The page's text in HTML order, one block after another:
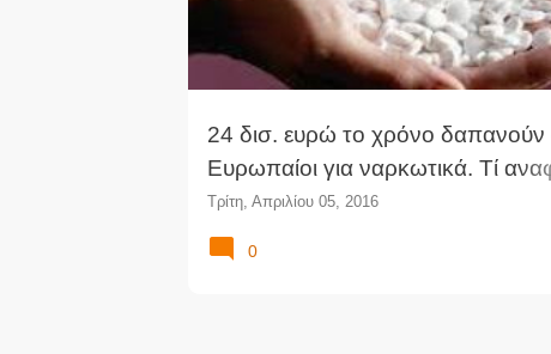
24 δισ. ευρώ το χρόνο δαπανούν
Ευρωπαίοι για ναρκωτικά. Τί
ευρωπαϊκή έκθεση
Τρίτη, Απριλίου 05, 2016
0